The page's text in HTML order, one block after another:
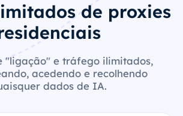
de proxies
"ligação" e tráfego ilimitados,
acedendo e recolhendo
dados de IA.